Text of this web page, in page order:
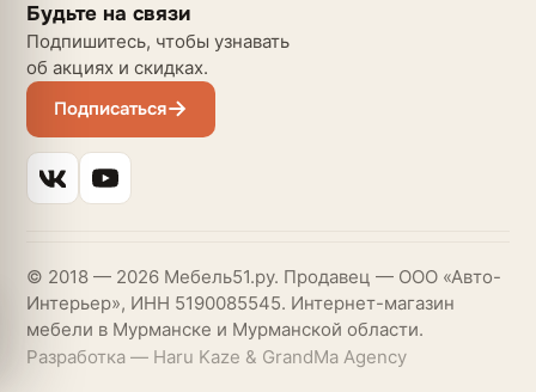
Будьте на связи
Подпишитесь, чтобы узнавать
об акциях и скидках.
Подписаться
© 2018 — 2026 Мебель51.ру. Продавец — ООО «Авто-
Интерьер», ИНН 5190085545. Интернет-магазин
мебели в Мурманске и Мурманской области.
Разработка — Haru Kaze & GrandMa Agency